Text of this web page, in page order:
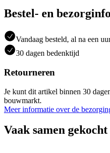
Bestel- en
Vandaag besteld, al na een
30 dagen bedenktijd
Retourneren
Je kunt dit artikel binnen 30
bouwmarkt.
Meer informatie over de
Vaak samen gekocht